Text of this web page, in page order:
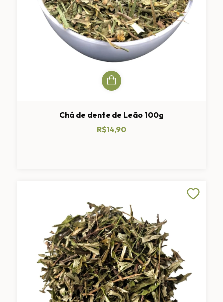
Chá de dente de Leão 100g
R$14,90